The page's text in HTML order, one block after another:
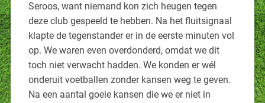
Seroos, want niemand kon zich heugen tegen
deze club gespeeld te hebben. Na het fluitsignaal
klapte de tegenstander er in de eerste minuten vol
op. We waren even overdonderd, omdat we dit
toch niet verwacht hadden. We konden er wél
onderuit voetballen zonder kansen weg te geven.
Na een aantal goeie kansen die we er niet in